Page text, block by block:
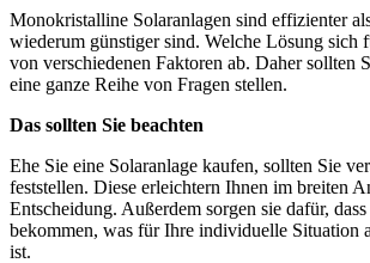
Monokristalline Solaranlagen sind effizienter
wiederum günstiger sind. Welche Lösung sich
von verschiedenen Faktoren ab. Daher sollten
eine ganze Reihe von Fragen stellen.
Das sollten Sie beachten
Ehe Sie eine Solaranlage kaufen, sollten Sie
feststellen. Diese erleichtern Ihnen im breiten
Entscheidung. Außerdem sorgen sie dafür,
bekommen, was für Ihre individuelle Situation
ist.